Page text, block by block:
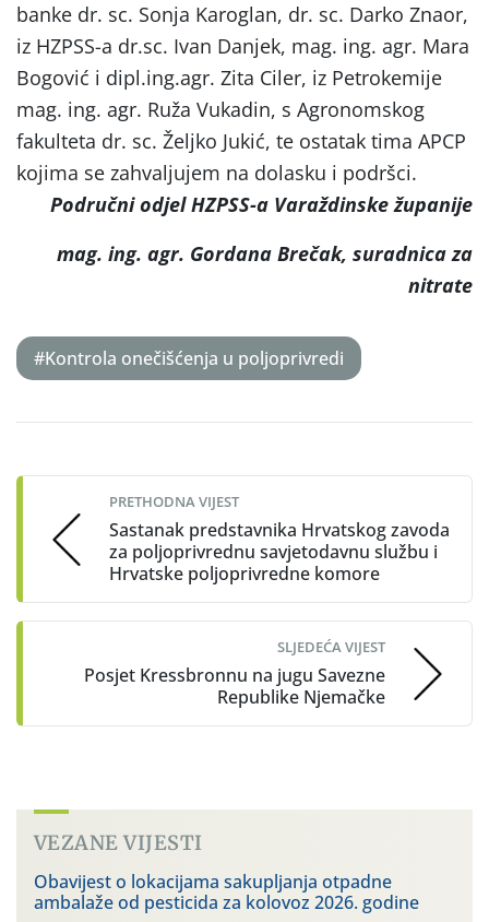
banke dr. sc. Sonja Karoglan, dr. sc. Darko Znaor,
iz HZPSS-a dr.sc. Ivan Danjek, mag. ing. agr. Mara
Bogović i dipl.ing.agr. Zita Ciler, iz Petrokemije
mag. ing. agr. Ruža Vukadin, s Agronomskog
fakulteta dr. sc. Željko Jukić, te ostatak tima APCP
kojima se zahvaljujem na dolasku i podršci.
Područni odjel HZPSS-a Varaždinske županije
mag. ing. agr. Gordana Brečak, suradnica za
nitrate
#Kontrola onečišćenja u poljoprivredi
navigation
PRETHODNA VIJEST
Sastanak predstavnika Hrvatskog zavoda
za poljoprivrednu savjetodavnu službu i
Hrvatske poljoprivredne komore
SLJEDEĆA VIJEST
Posjet Kressbronnu na jugu Savezne
Republike Njemačke
VEZANE VIJESTI
Obavijest o lokacijama sakupljanja otpadne
ambalaže od pesticida za kolovoz 2026. godine